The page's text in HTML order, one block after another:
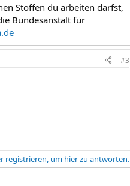
Stoffen du arbeiten darfst,
Bundesanstalt für
#3
registrieren, um hier zu antworten.